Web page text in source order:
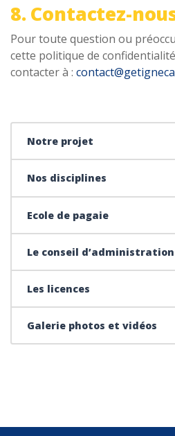
8. Contactez-
Pour toute question ou
cette politique de
contacter à :
Notre projet
Nos disciplines
Ecole de pagaie
Le conseil d’administration
Les licences
Galerie photos et vidéos